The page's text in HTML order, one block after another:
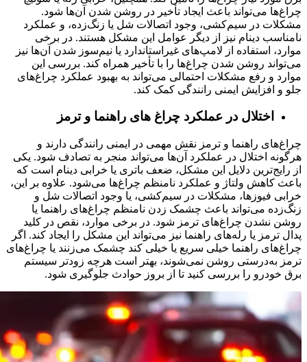
چراغ‌ها می‌تواند باعث ایجاد تأخیر در روشن شدن آن‌ها شود.
مشکلات در سیم‌کشی، وجود اتصالات شل یا زنگ‌زده، و عملکرد
نامناسب دینام نیز از دیگر عوامل این مشکل هستند. در برخی
موارد، استفاده از لامپ‌های غیراستاندارد یا نیم‌سوز شدن آن‌ها نیز
می‌تواند روشن شدن چراغ‌ها را با تأخیر همراه کند. بررسی این
موارد و رفع مشکلات احتمالی می‌تواند به بهبود عملکرد چراغ‌های
جلو و افزایش ایمنی رانندگی کمک کند.
اختلال در عملکرد چراغ‌ های راهنما و ترمز
چراغ‌های راهنما و ترمز نقش مهمی در ایمنی رانندگی دارند و
هرگونه اختلال در عملکرد آن‌ها می‌تواند منجر به تصادف شود. یکی
از رایج‌ترین دلایل این مشکل، ضعف باتری یا خرابی دینام است که
باعث کاهش ولتاژ و عملکرد نامنظم چراغ‌ها می‌شود. علاوه بر این،
خرابی فیوزها، مشکلات در سیم‌کشی، یا وجود اتصالات شل و
زنگ‌زده می‌تواند باعث چشمک زدن نامنظم چراغ‌های راهنما یا
روشن نشدن چراغ‌های ترمز شود. در برخی موارد، نقص در کلید
پدال ترمز یا رله‌های راهنما نیز می‌تواند این مشکل را ایجاد کند. اگر
چراغ‌های راهنما خیلی سریع یا خیلی کند چشمک می‌زنند یا چراغ‌های
ترمز به‌درستی روشن نمی‌شوند، بهتر است هرچه زودتر سیستم
برق خودرو را بررسی کنید تا از بروز حوادث جلوگیری شود.